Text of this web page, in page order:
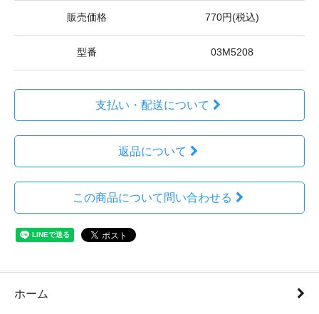
販売価格 770円(税込)
型番 03M5208
支払い・配送について
返品について
この商品について問い合わせる
ホーム